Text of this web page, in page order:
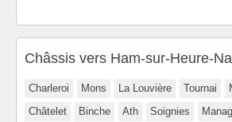
Châssis vers Ham-sur-Heure-
Charleroi Mons La Louvière Tournai
Châtelet
Binche Ath Soignies